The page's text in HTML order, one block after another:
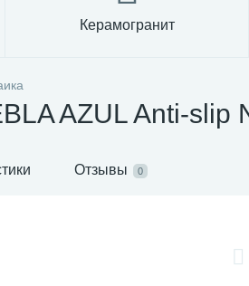
Керамогранит
AZUL Anti-slip
Отзывы 0